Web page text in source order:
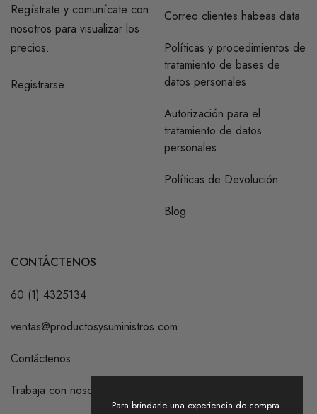
Regístrate y comunícate con
nosotros para visualizar los
precios.
Registrarse
Correo clientes habeas data
Políticas y procedimientos de
tratamiento de bases de
datos personales
Autorización para el
tratamiento de datos
personales
Políticas de Devolución
Blog
CONTÁCTENOS
60 (1) 4325134
ventas@productosysuministros.com
Contáctenos
Trabaja con nosotros
Para brindarle una experiencia de compra